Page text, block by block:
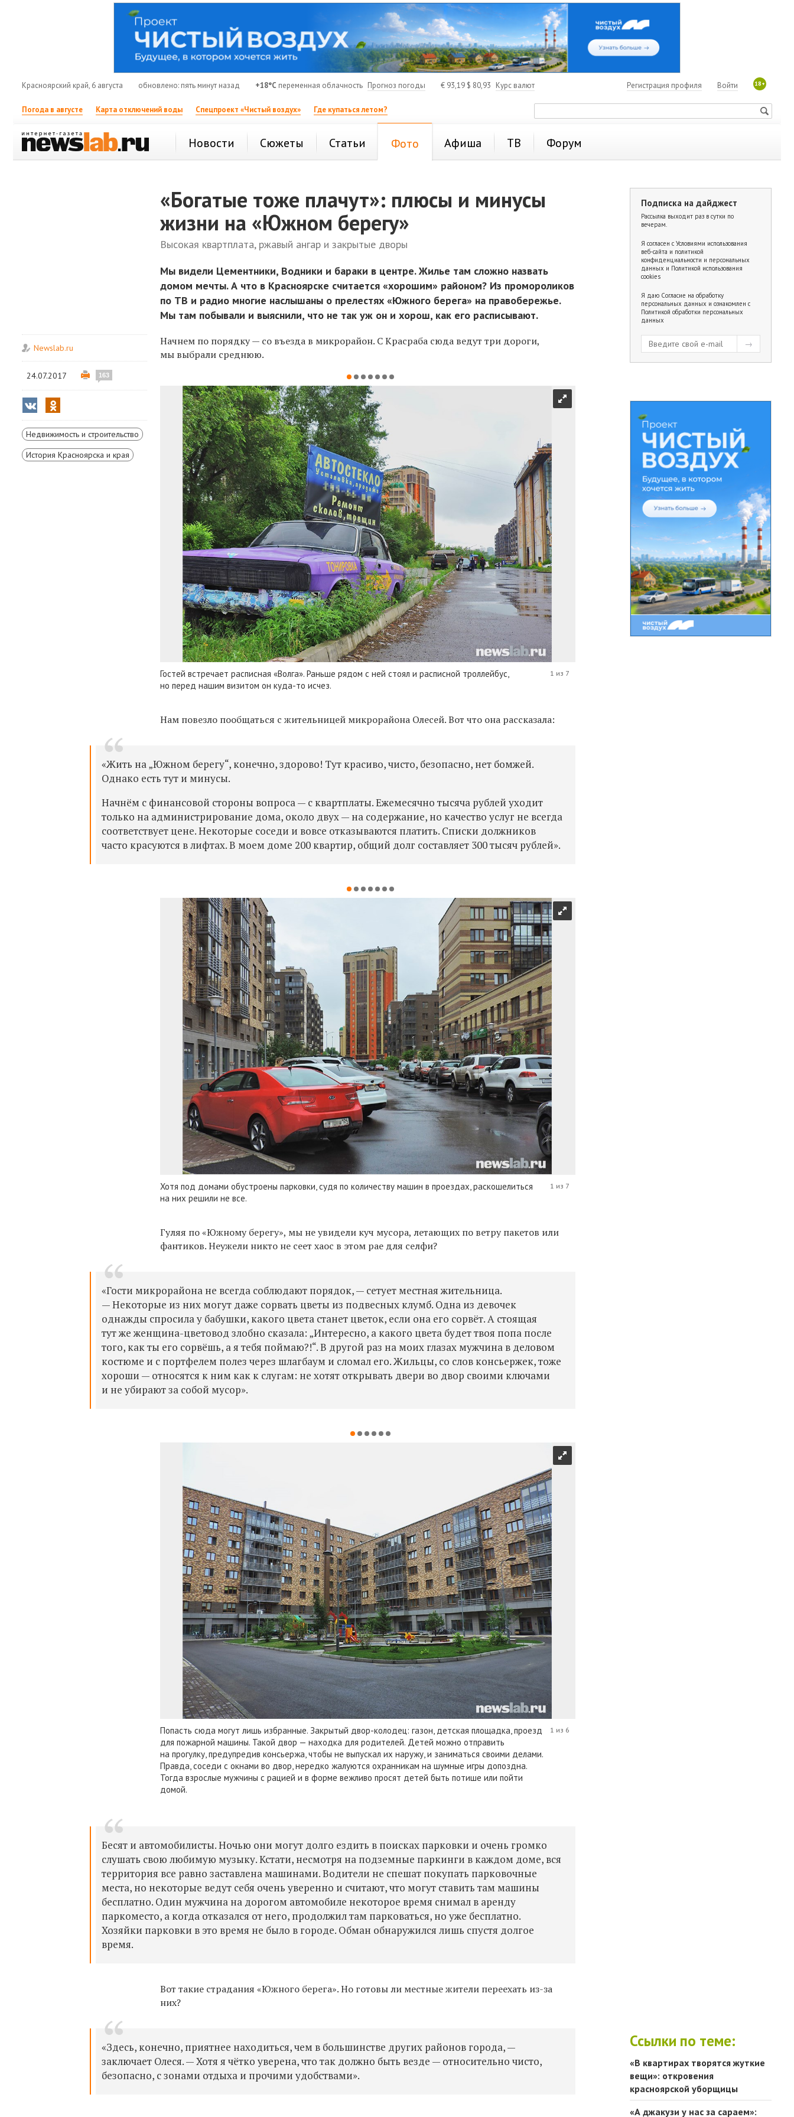
Красноярский край, 6 августа обновлено: пять минут назад +18°C переменная облачность Прогноз погоды € 93,19 $ 80,93 Курс валют 18+
Войти
Регистрация профиля
Погода в августе Карта отключений воды Спецпроект «Чистый воздух» Где купаться летом?
Новости Сюжеты Статьи Фото Афиша ТВ Форум
«Богатые тоже плачут»: плюсы и минусы
жизни на «Южном берегу»
Высокая квартплата, ржавый ангар и закрытые дворы
Мы видели Цементники, Водники и бараки в центре. Жилье там сложно назвать
домом мечты. А что в Красноярске считается «хорошим» районом? Из промороликов
по ТВ и радио многие наслышаны о прелестях «Южного берега» на правобережье.
Мы там побывали и выяснили, что не так уж он и хорош, как его расписывают.
Newslab.ru
24.07.2017 163
Недвижимость и строительство
История Красноярска и края
Начнем по порядку — со въезда в микрорайон. С Красраба сюда ведут три дороги,
мы выбрали среднюю.
Гостей встречает расписная «Волга». Раньше рядом с ней стоял и расписной троллейбус,
но перед нашим визитом он куда-то исчез.
1 из 7
Нам повезло пообщаться с жительницей микрорайона Олесей. Вот что она рассказала:
«Жить на „Южном берегу“, конечно, здорово! Тут красиво, чисто, безопасно, нет бомжей.
Однако есть тут и минусы.
Начнём с финансовой стороны вопроса — с квартплаты. Ежемесячно тысяча рублей уходит
только на администрирование дома, около двух — на содержание, но качество услуг не всегда
соответствует цене. Некоторые соседи и вовсе отказываются платить. Списки должников
часто красуются в лифтах. В моем доме 200 квартир, общий долг составляет 300 тысяч рублей».
Хотя под домами обустроены парковки, судя по количеству машин в проездах, раскошелиться
на них решили не все.
1 из 7
Гуляя по «Южному берегу», мы не увидели куч мусора, летающих по ветру пакетов или
фантиков. Неужели никто не сеет хаос в этом рае для селфи?
«Гости микрорайона не всегда соблюдают порядок, — сетует местная жительница.
— Некоторые из них могут даже сорвать цветы из подвесных клумб. Одна из девочек
однажды спросила у бабушки, какого цвета станет цветок, если она его сорвёт. А стоящая
тут же женщина-цветовод злобно сказала: „Интересно, а какого цвета будет твоя попа после
того, как ты его сорвёшь, а я тебя поймаю?!“. В другой раз на моих глазах мужчина в деловом
костюме и с портфелем полез через шлагбаум и сломал его. Жильцы, со слов консьержек, тоже
хороши — относятся к ним как к слугам: не хотят открывать двери во двор своими ключами
и не убирают за собой мусор».
Попасть сюда могут лишь избранные. Закрытый двор-колодец: газон, детская площадка, проезд
для пожарной машины. Такой двор — находка для родителей. Детей можно отправить
на прогулку, предупредив консьержа, чтобы не выпускал их наружу, и заниматься своими делами.
Правда, соседи с окнами во двор, нередко жалуются охранникам на шумные игры допоздна.
Тогда взрослые мужчины с рацией и в форме вежливо просят детей быть потише или пойти
домой.
1 из 6
Бесят и автомобилисты. Ночью они могут долго ездить в поисках парковки и очень громко
слушать свою любимую музыку. Кстати, несмотря на подземные паркинги в каждом доме, вся
территория все равно заставлена машинами. Водители не спешат покупать парковочные
места, но некоторые ведут себя очень уверенно и считают, что могут ставить там машины
бесплатно. Один мужчина на дорогом автомобиле некоторое время снимал в аренду
паркоместо, а когда отказался от него, продолжил там парковаться, но уже бесплатно.
Хозяйки парковки в это время не было в городе. Обман обнаружился лишь спустя долгое
время.
Вот такие страдания «Южного берега». Но готовы ли местные жители переехать из-за
них?
«Здесь, конечно, приятнее находиться, чем в большинстве других районов города, —
заключает Олеся. — Хотя я чётко уверена, что так должно быть везде — относительно чисто,
безопасно, с зонами отдыха и прочими удобствами».
Подписка на дайджест
Рассылка выходит раз в сутки по
вечерам.
Я согласен с Условиями использования
веб-сайта и политикой
конфиденциальности и персональных
данных и Политикой использования
cookies
Я даю Согласие на обработку
персональных данных и ознакомлен с
Политикой обработки персональных
данных
Ссылки по теме:
«В квартирах творятся жуткие
вещи»: откровения
красноярской уборщицы
«А джакузи у нас за сараем»: